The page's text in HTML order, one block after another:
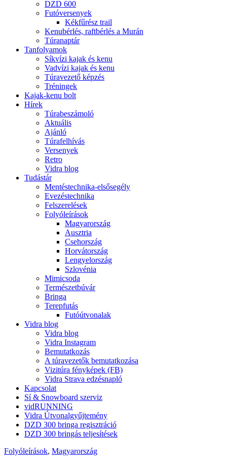
DZD 600
Futóversenyek
Kékfűrész trail
Kenubérlés, raftbérlés a Murán
Túranaptár
Tanfolyamok
Síkvízi kajak és kenu
Vadvízi kajak és kenu
Túravezető képzés
Tréningek
Kajak-kenu bolt
Hírek
Túrabeszámoló
Aktuális
Ajánló
Túrafelhívás
Versenyek
Retro
Vidra blog
Tudástár
Mentéstechnika-elsősegély
Evezéstechnika
Felszerelések
Folyóleírások
Magyarország
Ausztria
Csehország
Horvátország
Lengyelország
Szlovénia
Mimicsoda
Természetbúvár
Bringa
Terepfutás
Futóútvonalak
Vidra blog
Vidra blog
Vidra Instagram
Bemutatkozás
A túravezetők bemutatkozása
Vizitúra fényképek (FB)
Vidra Strava edzésnapló
Kapcsolat
Sí & Snowboard szerviz
vidRUNNING
Vidra Útvonalgyűjtemény
DZD 300 bringa regisztráció
DZD 300 bringás teljesítések
Folyóleírások, Magyarország